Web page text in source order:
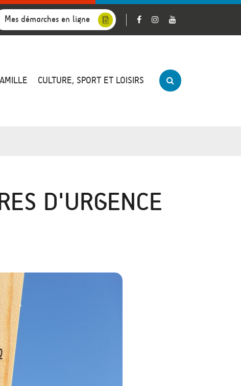
Mes démarches en ligne
CULTURE, SPORT ET LOISIRS
D'URGENCE